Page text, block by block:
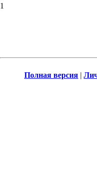
1
Полная версия |